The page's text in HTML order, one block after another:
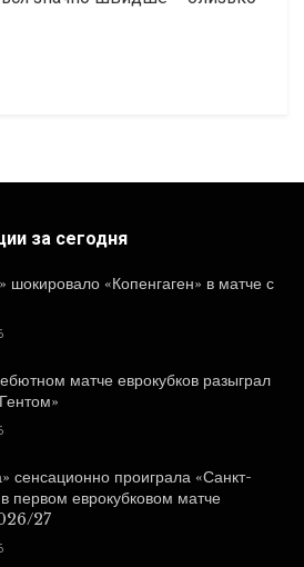
за сегодня
шокировало «Копенгаген» в матче с
матче еврокубков разыграл
сенсационно проиграла «Санкт-
первом еврокубковом матче
27